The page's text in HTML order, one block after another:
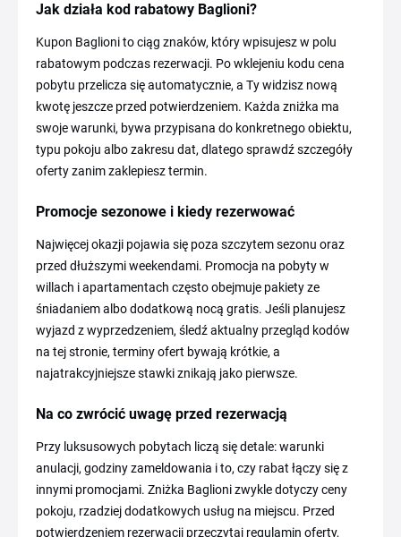
Jak działa kod rabatowy Baglioni?
Kupon Baglioni to ciąg znaków, który wpisujesz w polu
rabatowym podczas rezerwacji. Po wklejeniu kodu cena
pobytu przelicza się automatycznie, a Ty widzisz nową
kwotę jeszcze przed potwierdzeniem. Każda zniżka ma
swoje warunki, bywa przypisana do konkretnego obiektu,
typu pokoju albo zakresu dat, dlatego sprawdź szczegóły
oferty zanim zaklepiesz termin.
Promocje sezonowe i kiedy rezerwować
Najwięcej okazji pojawia się poza szczytem sezonu oraz
przed dłuższymi weekendami. Promocja na pobyty w
willach i apartamentach często obejmuje pakiety ze
śniadaniem albo dodatkową nocą gratis. Jeśli planujesz
wyjazd z wyprzedzeniem, śledź aktualny przegląd kodów
na tej stronie, terminy ofert bywają krótkie, a
najatrakcyjniejsze stawki znikają jako pierwsze.
Na co zwrócić uwagę przed rezerwacją
Przy luksusowych pobytach liczą się detale: warunki
anulacji, godziny zameldowania i to, czy rabat łączy się z
innymi promocjami. Zniżka Baglioni zwykle dotyczy ceny
pokoju, rzadziej dodatkowych usług na miejscu. Przed
potwierdzeniem rezerwacji przeczytaj regulamin oferty,